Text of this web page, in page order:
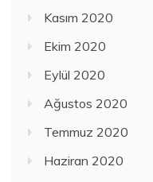
Kasım 2020
Ekim 2020
Eylül 2020
Ağustos 2020
Temmuz 2020
Haziran 2020